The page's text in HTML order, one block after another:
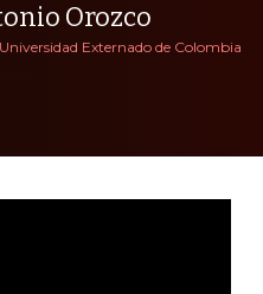
Orozco
Externado de Colombia